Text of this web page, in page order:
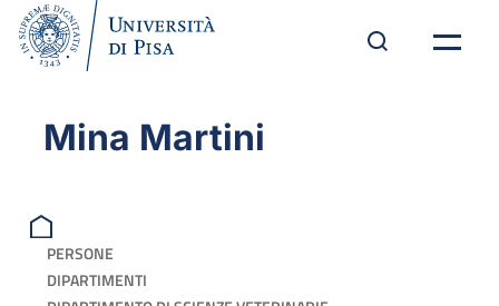
Mina Martini
PERSONE
DIPARTIMENTI